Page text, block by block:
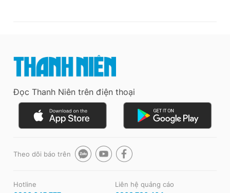
Đọc Thanh Niên trên điện thoại
Theo dõi báo trên
Hotline Liên hệ quảng cáo